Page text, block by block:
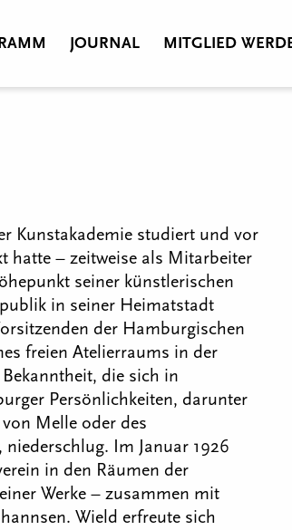
JOURNAL MITGLIED
Kunstakademie studiert und vor
hatte – zeitweise als Mitarbeiter
seiner künstlerischen
in seiner Heimatstadt
der Hamburgischen
freien Atelierraums in der
die sich in
Persönlichkeiten, darunter
Melle oder des
Im Januar 1926
in den Räumen der
Werke – zusammen mit
Wield erfreute sich